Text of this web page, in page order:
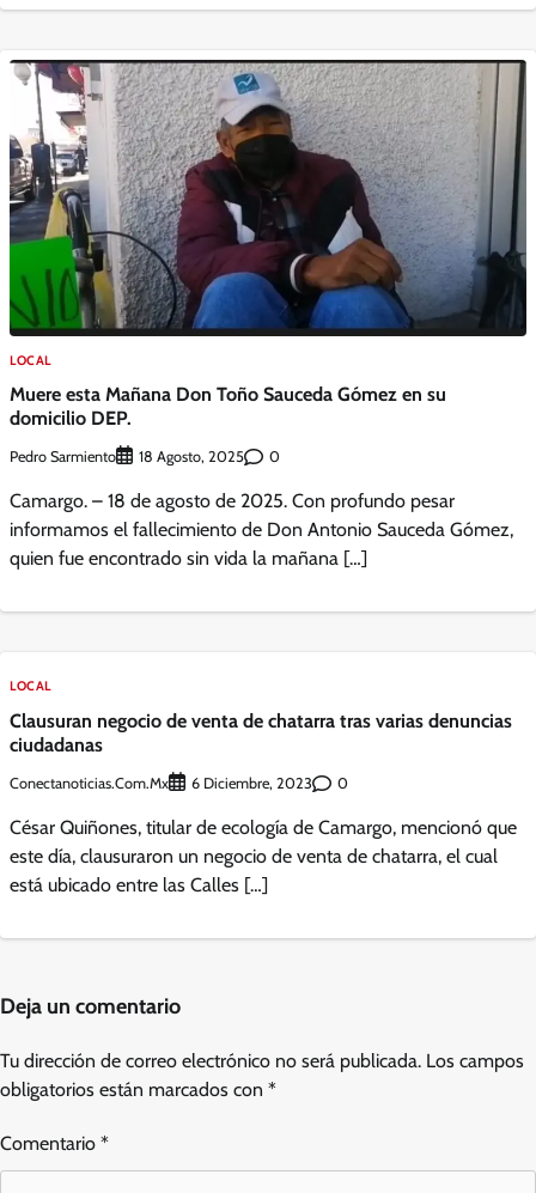
LOCAL
Muere esta Mañana Don Toño Sauceda Gómez en su
domicilio DEP.
Pedro Sarmiento 18 Agosto, 2025 0
Camargo. – 18 de agosto de 2025. Con profundo pesar
informamos el fallecimiento de Don Antonio Sauceda Gómez,
quien fue encontrado sin vida la mañana […]
LOCAL
Clausuran negocio de venta de chatarra tras varias denuncias
ciudadanas
Conectanoticias.com.mx 6 Diciembre, 2023 0
César Quiñones, titular de ecología de Camargo, mencionó que
este día, clausuraron un negocio de venta de chatarra, el cual
está ubicado entre las Calles […]
Deja un comentario
Tu dirección de correo electrónico no será publicada. Los campos
obligatorios están marcados con *
Comentario *